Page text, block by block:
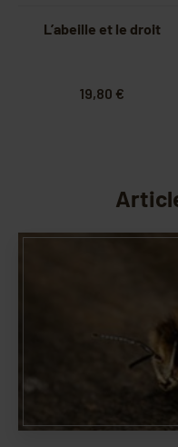
L’abeille et le droit
19,80 €